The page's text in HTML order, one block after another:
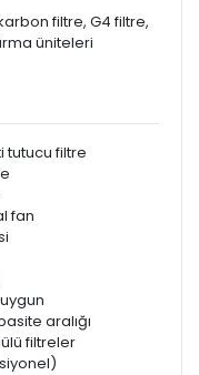
filtre, G4 filtre,
üniteleri
tutucu filtre
fan
aralığı
filtreler